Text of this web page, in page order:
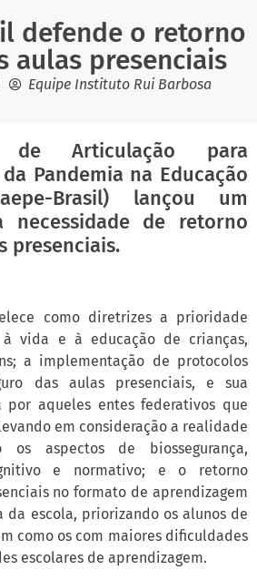
defende o retorno
aulas presenciais
Equipe Instituto Rui Barbosa
de Articulação para
Pandemia na Educação
Brasil) lançou um
necessidade de retorno
presenciais.
como diretrizes a prioridade
vida e à educação de crianças,
a implementação de protocolos
das aulas presenciais, e sua
por aqueles entes federativos que
em consideração a realidade
aspectos de biossegurança,
e normativo; e o retorno
no formato de aprendizagem
da escola, priorizando os alunos de
como os com maiores dificuldades
escolares de aprendizagem.